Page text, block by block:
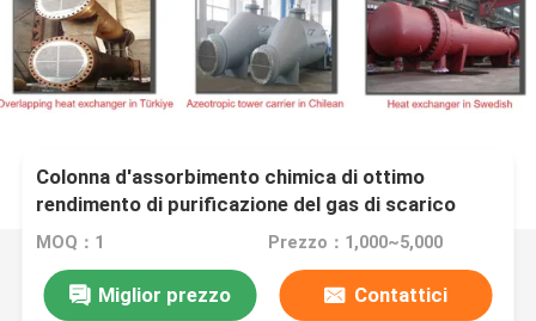
Colonna d'assorbimento chimica di ottimo
rendimento di purificazione del gas di scarico
della colonna
MOQ：1 Prezzo：1,000~5,000
Miglior prezzo Contattici